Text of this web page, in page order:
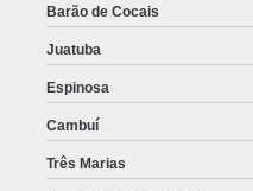
Barão de Cocais
Juatuba
Espinosa
Cambuí
Três Marias